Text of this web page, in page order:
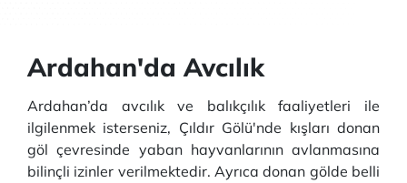
Ardahan'da Avcılık
Ardahan’da avcılık ve balıkçılık faaliyetleri ile
ilgilenmek isterseniz, Çıldır Gölü'nde kışları donan
göl çevresinde yaban hayvanlarının avlanmasına
bilinçli izinler verilmektedir. Ayrıca donan gölde belli